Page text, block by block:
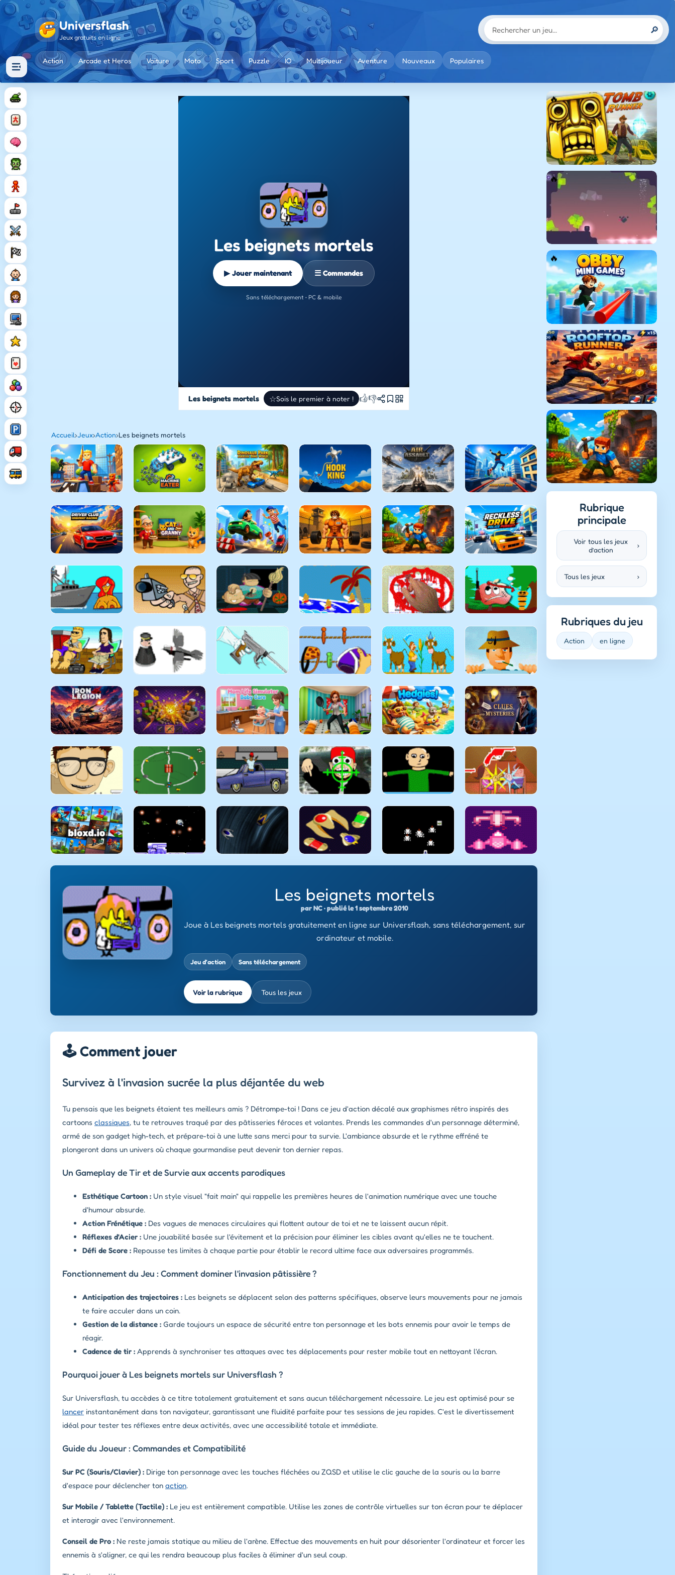
Universflash
Jeux gratuits en ligne
🔎
Action Arcade et Heros Voiture Moto Sport Puzzle IO Multijoueur Aventure Nouveaux Populaires
Les beignets mortels
▶ Jouer maintenant ☰ Commandes
Sans téléchargement • PC & mobile
Les beignets mortels ☆Sois le premier à noter ! 👍👎
Accueil›Jeux›Action›Les beignets mortels
Les beignets mortels
par NC · publié le 1 septembre 2010
Joue à Les beignets mortels gratuitement en ligne sur Universflash, sans téléchargement, sur
ordinateur et mobile.
Jeu d’action Sans téléchargement
Voir la rubrique Tous les jeux
🕹️ Comment jouer
Survivez à l'invasion sucrée la plus déjantée du web
Tu pensais que les beignets étaient tes meilleurs amis ? Détrompe-toi ! Dans ce jeu d'action décalé aux graphismes rétro inspirés des
cartoons classiques, tu te retrouves traqué par des pâtisseries féroces et volantes. Prends les commandes d'un personnage déterminé,
armé de son gadget high-tech, et prépare-toi à une lutte sans merci pour ta survie. L'ambiance absurde et le rythme effréné te
plongeront dans un univers où chaque gourmandise peut devenir ton dernier repas.
Un Gameplay de Tir et de Survie aux accents parodiques
Esthétique Cartoon : Un style visuel "fait main" qui rappelle les premières heures de l'animation numérique avec une touche
d'humour absurde.
Action Frénétique : Des vagues de menaces circulaires qui flottent autour de toi et ne te laissent aucun répit.
Réflexes d'Acier : Une jouabilité basée sur l'évitement et la précision pour éliminer les cibles avant qu'elles ne te touchent.
Défi de Score : Repousse tes limites à chaque partie pour établir le record ultime face aux adversaires programmés.
Fonctionnement du Jeu : Comment dominer l'invasion pâtissière ?
Anticipation des trajectoires : Les beignets se déplacent selon des patterns spécifiques, observe leurs mouvements pour ne jamais
te faire acculer dans un coin.
Gestion de la distance : Garde toujours un espace de sécurité entre ton personnage et les bots ennemis pour avoir le temps de
réagir.
Cadence de tir : Apprends à synchroniser tes attaques avec tes déplacements pour rester mobile tout en nettoyant l'écran.
Pourquoi jouer à Les beignets mortels sur Universflash ?
Sur Universflash, tu accèdes à ce titre totalement gratuitement et sans aucun téléchargement nécessaire. Le jeu est optimisé pour se
lancer instantanément dans ton navigateur, garantissant une fluidité parfaite pour tes sessions de jeu rapides. C'est le divertissement
idéal pour tester tes réflexes entre deux activités, avec une accessibilité totale et immédiate.
Guide du Joueur : Commandes et Compatibilité
Sur PC (Souris/Clavier) : Dirige ton personnage avec les touches fléchées ou ZQSD et utilise le clic gauche de la souris ou la barre
d'espace pour déclencher ton action.
Sur Mobile / Tablette (Tactile) : Le jeu est entièrement compatible. Utilise les zones de contrôle virtuelles sur ton écran pour te déplacer
et interagir avec l'environnement.
Conseil de Pro : Ne reste jamais statique au milieu de l'arène. Effectue des mouvements en huit pour désorienter l'ordinateur et forcer les
ennemis à s'aligner, ce qui les rendra beaucoup plus faciles à éliminer d'un seul coup.
Rubrique
principale
Voir tous les jeux
d’action
›
Tous les jeux ›
Rubriques du jeu
Action en ligne